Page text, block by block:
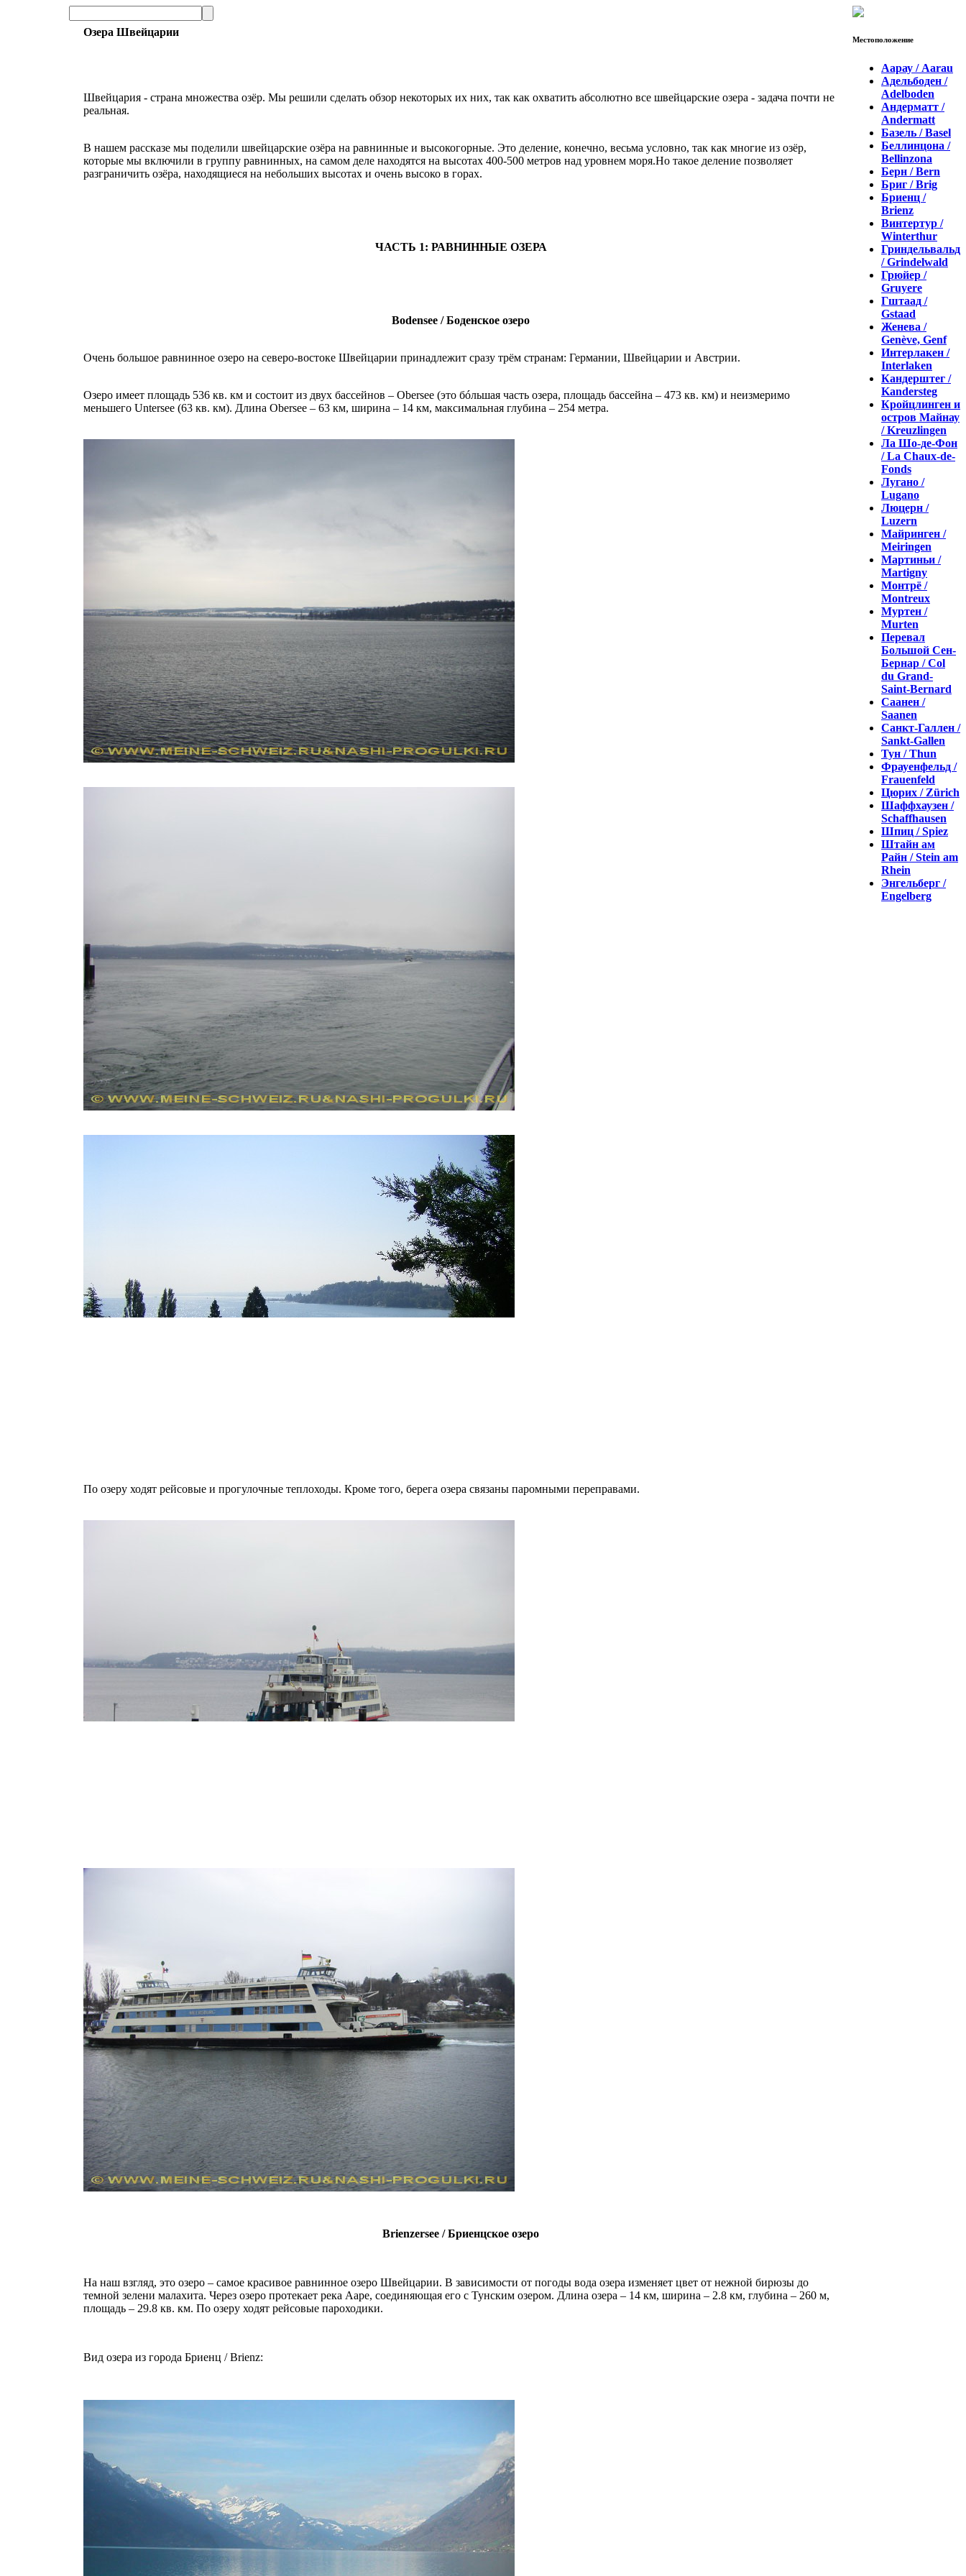
Озера Швейцарии
Швейцария - страна множества озёр. Мы решили сделать обзор некоторых их них, так как охватить абсолютно все швейцарские озера - задача почти не
реальная.
В нашем рассказе мы поделили швейцарские озёра на равнинные и высокогорные. Это деление, конечно, весьма условно, так как многие из озёр,
которые мы включили в группу равнинных, на самом деле находятся на высотах 400-500 метров над уровнем моря.Но такое деление позволяет
разграничить озёра, находящиеся на небольших высотах и очень высоко в горах.
ЧАСТЬ 1: РАВНИННЫЕ ОЗЕРА
Bodensee / Боденское озеро
Очень большое равнинное озеро на северо-востоке Швейцарии принадлежит сразу трём странам: Германии, Швейцарии и Австрии.
Озеро имеет площадь 536 кв. км и состоит из двух бассейнов – Obersee (это бóльшая часть озера, площадь бассейна – 473 кв. км) и неизмеримо
меньшего Untersee (63 кв. км). Длина Obersee – 63 км, ширина – 14 км, максимальная глубина – 254 метра.
По озеру ходят рейсовые и прогулочные теплоходы. Кроме того, берега озера связаны паромными переправами.
Brienzersee / Бриенцское озеро
На наш взгляд, это озеро – самое красивое равнинное озеро Швейцарии. В зависимости от погоды вода озера изменяет цвет от нежной бирюзы до
темной зелени малахита. Через озеро протекает река Ааре, соединяющая его с Тунским озером. Длина озера – 14 км, ширина – 2.8 км, глубина – 260 м,
площадь – 29.8 кв. км. По озеру ходят рейсовые пароходики.
Вид озера из города Бриенц / Brienz:
Местоположение
Аарау / Aarau
Адельбоден /
Adelboden
Андерматт /
Andermatt
Базель / Basel
Беллинцона /
Bellinzona
Берн / Bern
Бриг / Brig
Бриенц /
Brienz
Винтертур /
Winterthur
Гриндельвальд
/ Grindelwald
Грюйер /
Gruyere
Гштаад /
Gstaad
Женева /
Genève, Genf
Интерлакен /
Interlaken
Кандерштег /
Kandersteg
Кройцлинген и
остров Майнау
/ Kreuzlingen
Ла Шо-де-Фон
/ La Chaux-de-
Fonds
Лугано /
Lugano
Люцерн /
Luzern
Майринген /
Meiringen
Мартиньи /
Martigny
Монтрё /
Montreux
Муртен /
Murten
Перевал
Большой Сен-
Бернар / Col
du Grand-
Saint-Bernard
Саанен /
Saanen
Санкт-Галлен /
Sankt-Gallen
Тун / Thun
Фрауенфельд /
Frauenfeld
Цюрих / Zürich
Шаффхаузен /
Schaffhausen
Шпиц / Spiez
Штайн ам
Райн / Stein am
Rhein
Энгельберг /
Engelberg